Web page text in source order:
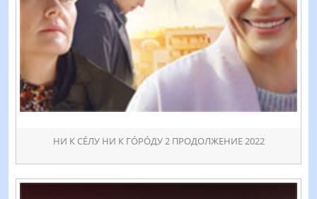
НИ К СÉЛУ НИ К ГÓРÓДУ 2 ПРОДОЛЖЕНИЕ 2022